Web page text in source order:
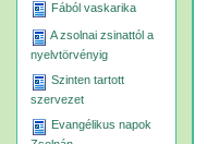
Fából vaskarika
A zsolnai zsinattól a
nyelvtörvényig
Szinten tartott
szervezet
Evangélikus napok